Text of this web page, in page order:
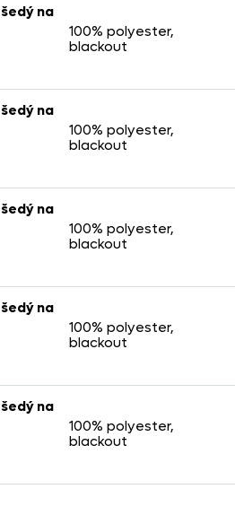
na
100% polyester,
blackout
na
100% polyester,
blackout
na
100% polyester,
blackout
na
100% polyester,
blackout
na
100% polyester,
blackout